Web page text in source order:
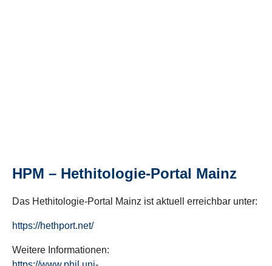
HPM – Hethitologie-Portal Mainz
Das Hethitologie-Portal Mainz ist aktuell erreichbar unter:
https://hethport.net/
Weitere Informationen: